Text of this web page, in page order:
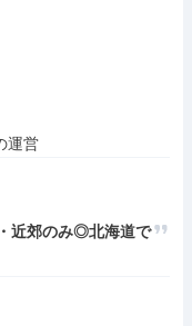
運営
近郊のみ◎北海道で